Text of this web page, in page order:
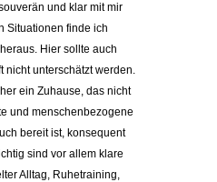
und klar mit mir
Situationen finde ich
Hier sollte auch
nicht unterschätzt werden.
ein Zuhause, das nicht
und menschenbezogene
bereit ist, konsequent
sind vor allem klare
Alltag, Ruhetraining,